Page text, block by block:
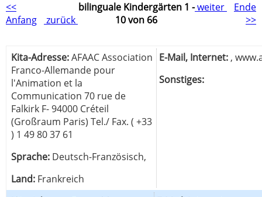
<<
Anfang
zurück
bilinguale Kindergärten 1 -
10 von 66
weiter
Ende
>>
Kita-Adresse:AFAAC Association
Franco-Allemande pour
l'Animation et la
Communication 70 rue de
Falkirk F- 94000 Créteil
(Großraum Paris) Tel./ Fax. ( +33
) 1 49 80 37 61
Sprache: Deutsch-Französisch,
Land: Frankreich
E-Mail, Internet: ,
Sonstiges: